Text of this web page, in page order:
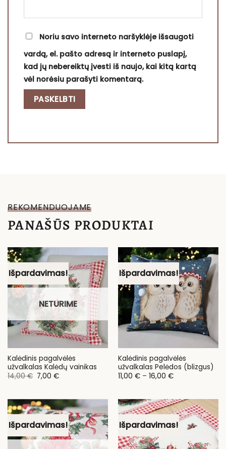
Noriu savo interneto naršyklėje išsaugoti
vardą, el. pašto adresą ir interneto puslapį,
kad jų nebereiktų įvesti iš naujo, kai kitą kartą
vėl norėsiu parašyti komentarą.
REKOMENDUOJAME
PANAŠŪS PRODUKTAI
Išpardavimas!
NETURIME
Kalėdinis pagalvėlės
užvalkalas Kalėdų vainikas
14,00€ Original
price
7,00 €Current
Išpardavimas!
Kalėdinis pagalvėlės
užvalkalas Pelėdos (blizgus)
11,00 € – 16,00 €Price
16,00 €
Išpardavimas! Išpardavimas!